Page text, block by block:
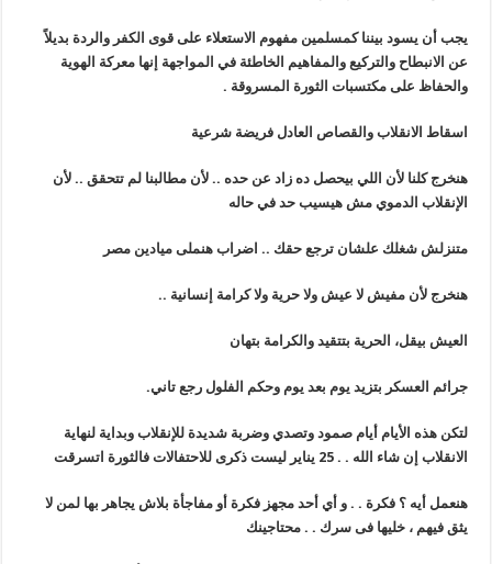
يجب أن يسود بيننا كمسلمين مفهوم الاستعلاء على قوى الكفر والردة بديلاً
عن الانبطاح والتركيع والمفاهيم الخاطئة في المواجهة إنها معركة الهوية
والحفاظ على مكتسبات الثورة المسروقة .
اسقاط الانقلاب والقصاص العادل فريضة شرعية
هنخرج كلنا لأن اللي بيحصل ده زاد عن حده .. لأن مطالبنا لم تتحقق .. لأن
الإنقلاب الدموي مش هيسيب حد في حاله
متنزلش شغلك علشان ترجع حقك .. اضراب هنملى ميادين مصر
هنخرج لأن مفيش لا عيش ولا حرية ولا كرامة إنسانية ..
العيش بيقل، الحرية بتتقيد والكرامة بتهان
جرائم العسكر بتزيد يوم بعد يوم وحكم الفلول رجع تاني.
لتكن هذه الأيام أيام صمود وتصدي وضربة شديدة للإنقلاب وبداية لنهاية
الانقلاب إن شاء الله . . 25 يناير ليست ذكرى للاحتفالات فالثورة اتسرقت
هنعمل أيه ؟ فكرة . . و أي أحد مجهز فكرة أو مفاجأة بلاش يجاهر بها لمن لا
يثق فيهم ، خليها فى سرك . . محتاجينك